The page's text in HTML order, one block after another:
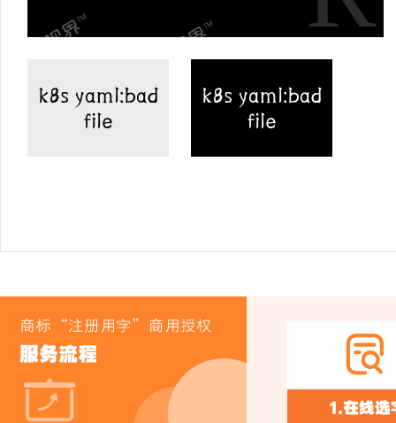
k8s yaml:bad
file
k8s yaml:bad
file